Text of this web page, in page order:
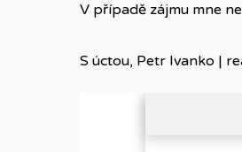
V případě zájmu mne
S úctou, Petr Ivanko |